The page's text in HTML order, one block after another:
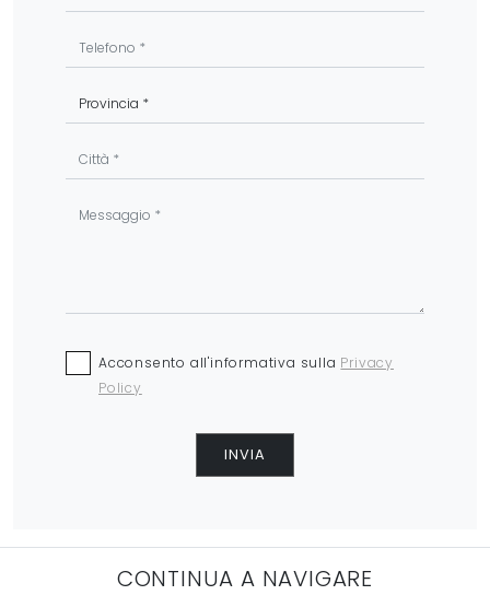
Acconsento all'informativa sulla Privacy
Policy
INVIA
CONTINUA A NAVIGARE